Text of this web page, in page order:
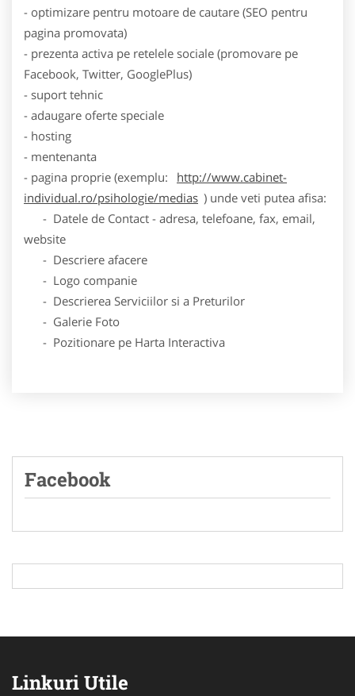
- optimizare pentru motoare de cautare (SEO pentru
pagina promovata)
- prezenta activa pe retelele sociale (promovare pe
Facebook, Twitter, GooglePlus)
- suport tehnic
- adaugare oferte speciale
- hosting
- mentenanta
- pagina proprie (exemplu:
http://www.cabinet-
individual.ro/psihologie/medias ) unde veti putea afisa:
- Datele de Contact - adresa, telefoane, fax, email,
website
- Descriere afacere
- Logo companie
- Descrierea Serviciilor si a Preturilor
- Galerie Foto
- Pozitionare pe Harta Interactiva
Facebook
Linkuri Utile